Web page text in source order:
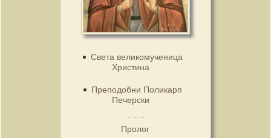
Света великомученица
Христина
Преподобни Поликарп
Печерски
Пролог